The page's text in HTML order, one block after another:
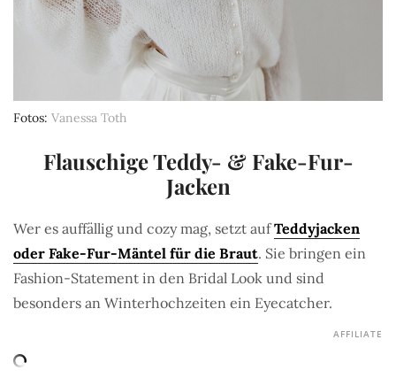
Fotos Vanessa Toth
Flauschige Teddy- & Fake-Fur-
Jacken
Wer es auffällig und cozy mag, setzt aufTeddyjacken
oder Fake-Fur-Mäntel für die Braut. Sie bringen ein
Fashion-Statement in den Bridal Look und sind
besonders an Winterhochzeiten ein Eyecatcher.
AFFILIATE